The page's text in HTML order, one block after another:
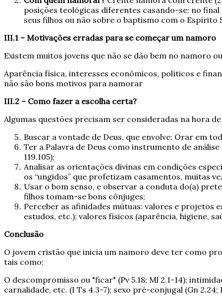
posições teológicas diferentes casando-se: no
seus filhos ou não sobre o baptismo com o
III.1 – Motivações erradas para se começar um namoro
Existem muitos jovens que não se dão bem no
Aparência física, interesses econômicos, políticos e
não são bons motivos para namorar
III.2 – Como fazer a escolha certa?
Algumas questões precisam ser consideradas na hora
Buscar a vontade de Deus, que envolve: Orar em
Ter a Palavra de Deus como instrumento de
119.105);
Analisar as orientações divinas em condições
os “ungidos” que profetizam casamentos, muitas
Usar o bom senso, e observar a conduta do(a)
filhos tomam-se bons cônjuges;
Perceber as afinidades mútuas: valores e projetos
estudos, etc.); valores físicos (aparência, higiene,
Conclusão
O jovem cristão que inicia um namoro deve ter como
tais como:
O descompromisso ou "ficar" (Pv 5.18; Ml 2.1-14);
carnalidade, etc. (I Ts 4.3-7); sexo pré-conjugal (Gn 2.24; I